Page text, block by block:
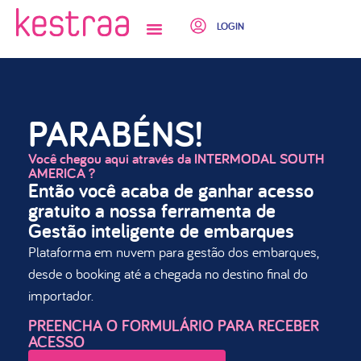
LOGIN
PARABÉNS!
Você chegou aqui através da INTERMODAL SOUTH
AMERICA ?
Então você acaba de ganhar acesso
gratuito a nossa ferramenta de
Gestão inteligente de embarques
Plataforma em nuvem para gestão dos embarques,
desde o booking até a chegada no destino final do
importador.
PREENCHA O FORMULÁRIO PARA RECEBER
ACESSO